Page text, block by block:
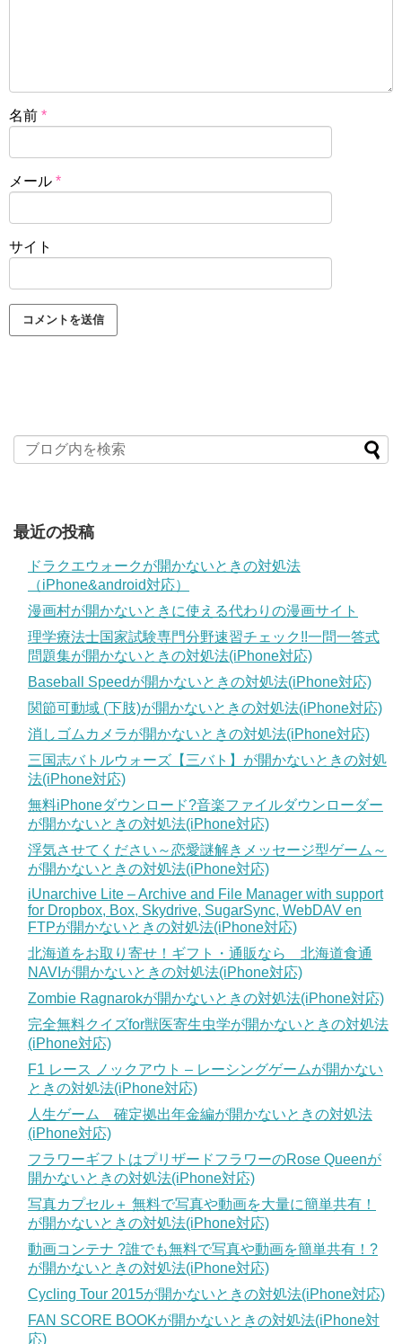
名前 *
メール *
サイト
最近の投稿
ドラクエウォークが開かないときの対処法
（iPhone&android対応）
漫画村が開かないときに使える代わりの漫画サイト
理学療法士国家試験専門分野速習チェック!!一問一答式
問題集が開かないときの対処法(iPhone対応)
Baseball Speedが開かないときの対処法(iPhone対応)
関節可動域 (下肢)が開かないときの対処法(iPhone対応)
消しゴムカメラが開かないときの対処法(iPhone対応)
三国志バトルウォーズ【三バト】が開かないときの対処
法(iPhone対応)
無料iPhoneダウンロード?音楽ファイルダウンローダー
が開かないときの対処法(iPhone対応)
浮気させてください～恋愛謎解きメッセージ型ゲーム～
が開かないときの対処法(iPhone対応)
iUnarchive Lite – Archive and File Manager with support
for Dropbox, Box, Skydrive, SugarSync, WebDAV en
FTPが開かないときの対処法(iPhone対応)
北海道をお取り寄せ！ギフト・通販なら 北海道食通
NAVIが開かないときの対処法(iPhone対応)
Zombie Ragnarokが開かないときの対処法(iPhone対応)
完全無料クイズfor獣医寄生虫学が開かないときの対処法
(iPhone対応)
F1 レース ノックアウト – レーシングゲームが開かない
ときの対処法(iPhone対応)
人生ゲーム 確定拠出年金編が開かないときの対処法
(iPhone対応)
フラワーギフトはプリザードフラワーのRose Queenが
開かないときの対処法(iPhone対応)
写真カプセル＋ 無料で写真や動画を大量に簡単共有！
が開かないときの対処法(iPhone対応)
動画コンテナ ?誰でも無料で写真や動画を簡単共有！?
が開かないときの対処法(iPhone対応)
Cycling Tour 2015が開かないときの対処法(iPhone対応)
FAN SCORE BOOKが開かないときの対処法(iPhone対
応)